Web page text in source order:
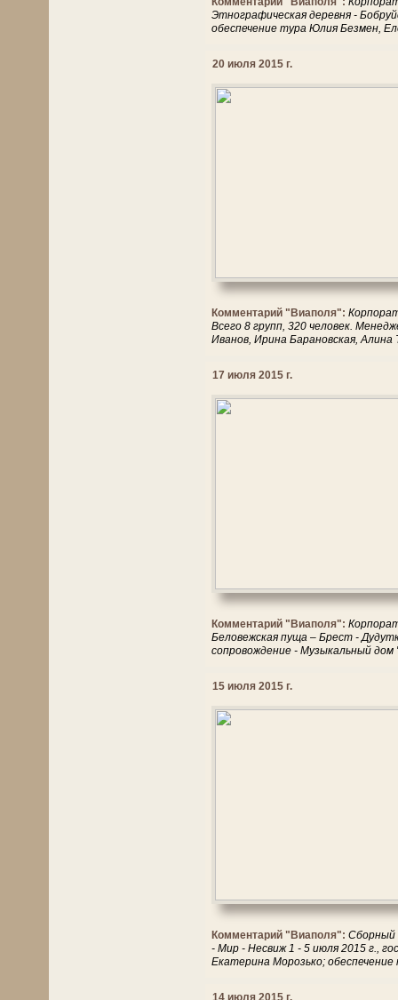
Этнографическая деревня -
обеспечение тура Юлия Безмен,
20 июля 2015 г.
Комментарий "Виаполя":
Всего 8 групп, 320 человек.
Иванов, Ирина Барановская, Алина
17 июля 2015 г.
Комментарий "Виаполя":
Беловежская пуща – Брест -
сопровождение - Музыкальный дом
15 июля 2015 г.
Комментарий "Виаполя": Сборный
- Мир - Несвиж 1 - 5 июля 2015 г.,
Екатерина Морозько;
14 июля 2015 г.